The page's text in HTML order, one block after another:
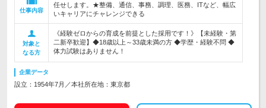
仕事内容
任せします。★整備、通信、事務、調理、医務、ITなど、幅広
いキャリアにチャレンジできる
対象と
なる方
《経験ゼロからの育成を前提とした採用です！》【未経験・第
二新卒歓迎】◆18歳以上～33歳未満の方 ◆学歴・経験不問 ◆
体力試験はありません！
企業データ
設立：1954年7月／本社所在地：東京都